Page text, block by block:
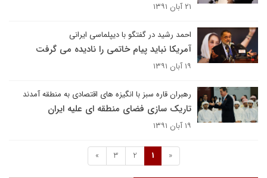
۲۱ آبان ۱۳۹۱
احمد رشید در گفتگو با دیپلماسی ایرانی
آمریکا نباید پیام خاتمی را نادیده می گرفت
۱۹ آبان ۱۳۹۱
رهبران قاره سبز با انگیزه های اقتصادی به منطقه آمدند
تاریک سازی فضای منطقه ای علیه ایران
۱۹ آبان ۱۳۹۱
«
1
2
3
»